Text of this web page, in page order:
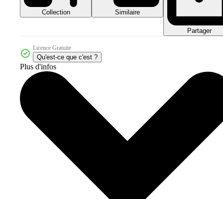
Collection Similaire
Partager
Licence Gratuite
Qu'est-ce que c'est ?
Plus d'infos